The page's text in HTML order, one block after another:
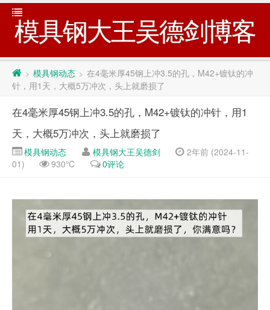
模具钢大王吴德剑博客
> 模具钢动态 > 在4毫米厚45钢上冲3.5的孔，M42+镀钛的冲
针，用1天，大概5万冲次，头上就磨损了
在4毫米厚45钢上冲3.5的孔，M42+镀钛的冲针，用1
天，大概5万冲次，头上就磨损了
模具钢动态 模具钢大王吴德剑
2年前 (2024-11-
01)
930℃ 0评论